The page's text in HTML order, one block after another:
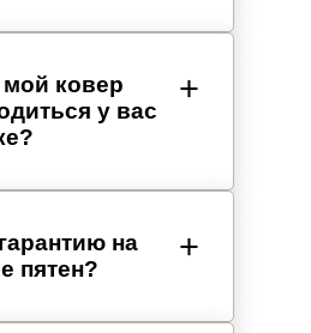
мой ковер
у вас
на
пятен?